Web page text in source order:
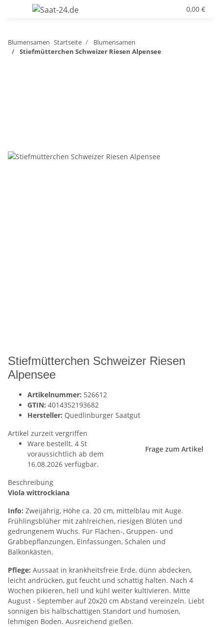
0,00 €
Blumensamen Startseite
Blumensamen
Stiefmütterchen Schweizer Riesen Alpensee
Stiefmütterchen Schweizer Riesen
Alpensee
Artikelnummer: 526612
GTIN: 4014352193682
Hersteller: Quedlinburger Saatgut
Artikel zurzeit vergriffen
Ware bestellt. 4 St
voraussichtlich ab dem
16.08.2026 verfügbar.
Frage zum Artikel
Beschreibung
Viola wittrockiana
Info: Zweijährig, Höhe ca. 20 cm, mittelblau mit Auge.
Frühlingsblüher mit zahlreichen, riesigen Blüten und
gedrungenem Wuchs. Für Flächen-, Gruppen- und
Grabbepflanzungen, Einfassungen, Schalen und
Balkonkästen.
Pflege: Aussaat in krankheitsfreie Erde, dünn abdecken,
leicht andrücken, gut feucht und schattig halten. Nach 4
Wochen pikieren, hell und kühl weiter kultivieren. Mitte
August - September auf 20x20 cm Abstand vereinzeln. Liebt
sonnigen bis halbschattigen Standort und humosen,
lehmigen Boden. Ausreichend gießen.